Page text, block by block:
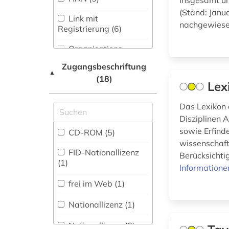
Maschinenbau (5)
Mathematik (35)
Medien- und
Kommunikationswissenschaften,
Kommunikationsdesign (8)
Militärwissenschaft
(0)
Musikwissenschaft
(5)
Natur- und
Umweltschutz (29)
(0)
arzneimittelforschung
(1)
(1)
arzneimittelwechselwirkung
(1)
arzneistoffe (2)
astronomy and
Link mit
Registrierung (6)
Organisations-
Shibboleth
Zugriff vor Ort
▲
Zugangsbeschriftung
(18)
CD-ROM (5)
FID-Nationallizenz
(1)
frei im Web (1)
Nationallizenz (1)
Nationallizenz (6)
(Stand:
Das
Disziplinen
sowie